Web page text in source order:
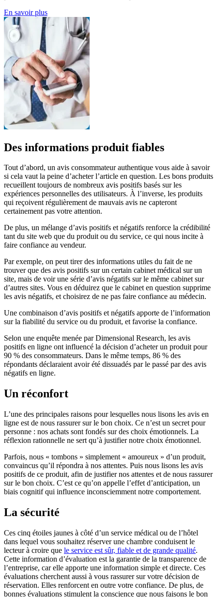
En savoir plus
Des informations produit fiables
Tout d’abord, un avis consommateur authentique vous aide à savoir
si cela vaut la peine d’acheter l’article en question. Les bons produits
recueillent toujours de nombreux avis positifs basés sur les
expériences personnelles des utilisateurs. À l’inverse, les produits
qui reçoivent régulièrement de mauvais avis ne capteront
certainement pas votre attention.
De plus, un mélange d’avis positifs et négatifs renforce la crédibilité
tant du site web que du produit ou du service, ce qui nous incite à
faire confiance au vendeur.
Par exemple, on peut tirer des informations utiles du fait de ne
trouver que des avis positifs sur un certain cabinet médical sur un
site, mais de voir une série d’avis négatifs sur le même cabinet sur
d’autres sites. Vous en déduirez que le cabinet en question supprime
les avis négatifs, et choisirez de ne pas faire confiance au médecin.
Une combinaison d’avis positifs et négatifs apporte de l’information
sur la fiabilité du service ou du produit, et favorise la confiance.
Selon une enquête menée par Dimensional Research, les avis
positifs en ligne ont influencé la décision d’acheter un produit pour
90 % des consommateurs. Dans le même temps, 86 % des
répondants déclaraient avoir été dissuadés par le passé par des avis
négatifs en ligne.
Un réconfort
L’une des principales raisons pour lesquelles nous lisons les avis en
ligne est de nous rassurer sur le bon choix. Ce n’est un secret pour
personne : nos achats sont fondés sur des choix émotionnels. La
réflexion rationnelle ne sert qu’à justifier notre choix émotionnel.
Parfois, nous « tombons » simplement « amoureux » d’un produit,
convaincus qu’il répondra à nos attentes. Puis nous lisons les avis
positifs de ce produit, afin de justifier nos attentes et de nous rassurer
sur le bon choix. C’est ce qu’on appelle l’effet d’anticipation, un
biais cognitif qui influence inconsciemment notre comportement.
La sécurité
Ces cinq étoiles jaunes à côté d’un service médical ou de l’hôtel
dans lequel vous souhaitez réserver une chambre conduisent le
lecteur à croire que le service est sûr, fiable et de grande qualité.
Cette information d’évaluation est la garantie de la transparence de
l’entreprise, car elle apporte une information simple et directe. Ces
évaluations cherchent aussi à vous rassurer sur votre décision de
réservation. Elles renforcent en outre votre confiance. De plus, de
bonnes évaluations stimulent la conscience que nous faisons le bon